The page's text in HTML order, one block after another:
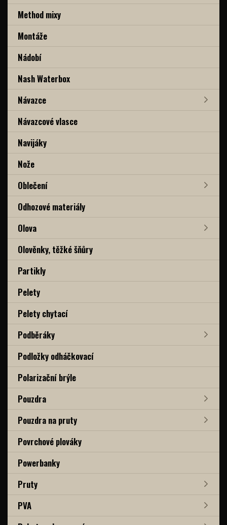
Method mixy
Montáže
Nádobí
Nash Waterbox
Návazce
Návazcové vlasce
Navijáky
Nože
Oblečení
Odhozové materiály
Olova
Olověnky, těžké šňůry
Partikly
Pelety
Pelety chytací
Podběráky
Podložky odháčkovací
Polarizační brýle
Pouzdra
Pouzdra na pruty
Povrchové plováky
Powerbanky
Pruty
PVA